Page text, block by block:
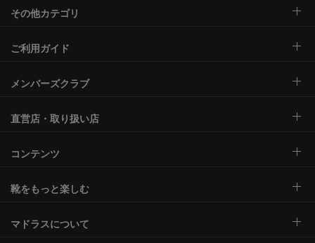
その他カテゴリ
ご利用ガイド
メンバーズクラブ
直営店・取り扱い店
コンテンツ
靴をもっと楽しむ
マドラスについて